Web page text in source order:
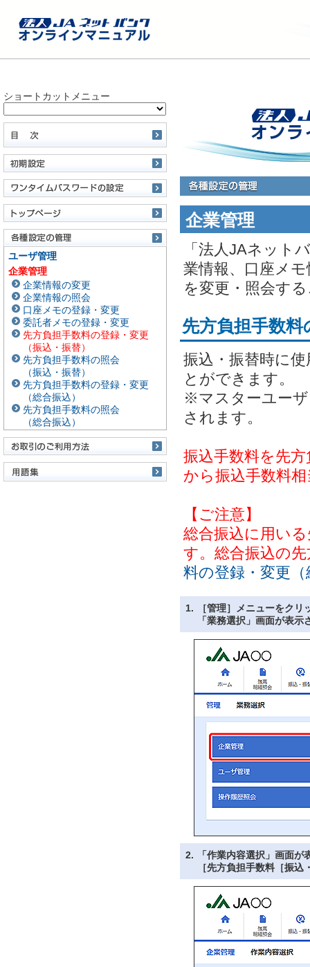
ショートカットメニュー
ユーザ管理
企業管理
企業情報の変更
企業情報の照会
口座メモの登録・変更
委託者メモの登録・変更
先方負担手数料の登録・変更
（振込・振替）
先方負担手数料の照会
（振込・振替）
先方負担手数料の登録・変更
（総合振込）
先方負担手数料の照会
（総合振込）
企業管理
「法人JAネット
業情報、口座メ
を変更・照会す
先方負担手数料
振込・振替時に
とができます。
※マスターユー
されます。
振込手数料を先
から振込手数料
【ご注意】
総合振込に用い
す。総合振込の
料の登録・変更
1.
［管理］メニューをクリ
「業務選択」画面が表
2.
「作業内容選択」画面が
［先方負担手数料［振